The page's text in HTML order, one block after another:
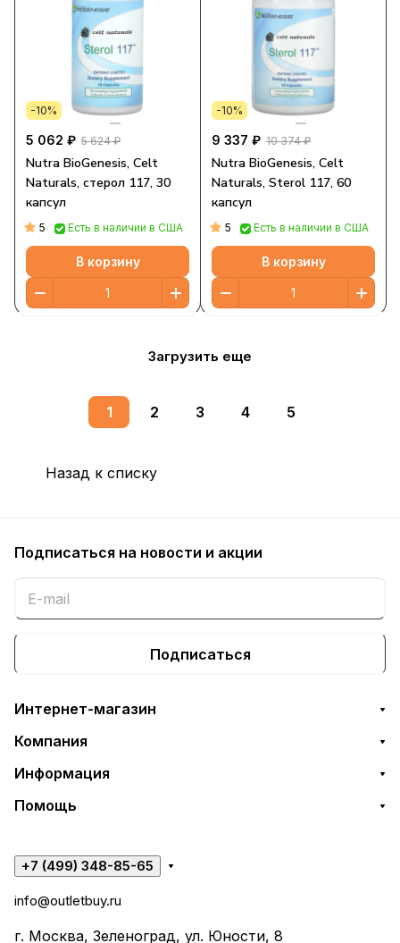
-10%
5 062 ₽ 5 624 ₽
Nutra BioGenesis, Celt
Naturals, стерол 117, 30
капсул
5 Есть в наличии в США
В корзину
-10%
9 337 ₽ 10 374 ₽
Nutra BioGenesis, Celt
Naturals, Sterol 117, 60
капсул
5 Есть в наличии в США
В корзину
Загрузить еще
1 2 3 4 5
Назад к списку
Подписаться на новости и акции
Подписаться
Интернет-магазин
Компания
Информация
Помощь
+7 (499) 348-85-65
info@outletbuy.ru
г. Москва, Зеленоград, ул. Юности, 8